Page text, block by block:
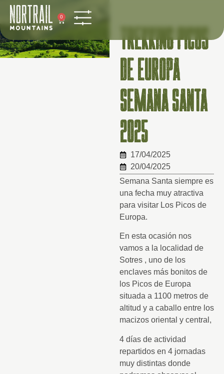
0
TREKKING PICOS
DE EUROPA
SEMANA SANTA
2025
17/04/2025
20/04/2025
Semana Santa siempre es
una fecha muy atractiva
para visitar Los Picos de
Europa.
En esta ocasión nos
vamos a la localidad de
Sotres , uno de los
enclaves más bonitos de
los Picos de Europa
situada a 1100 metros de
altitud y a caballo entre los
macizos oriental y central,
4 días de actividad
repartidos en 4 jornadas
muy distintas donde